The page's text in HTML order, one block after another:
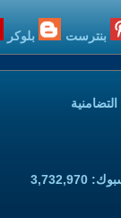
بنترست بلوكر